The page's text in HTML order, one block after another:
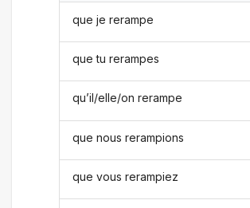
que je rerampe
que tu rerampes
qu’il/elle/on rerampe
que nous rerampions
que vous rerampiez